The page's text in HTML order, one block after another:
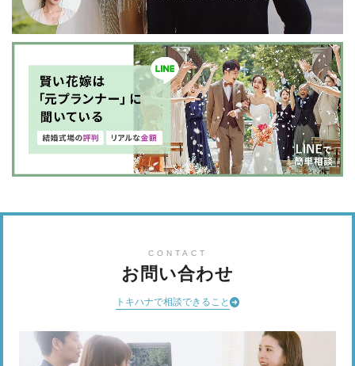
CONTACT
お問い合わせ
トキハナで相談できること